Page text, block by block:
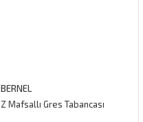
BERNEL
Z Mafsallı Gres Tabancası